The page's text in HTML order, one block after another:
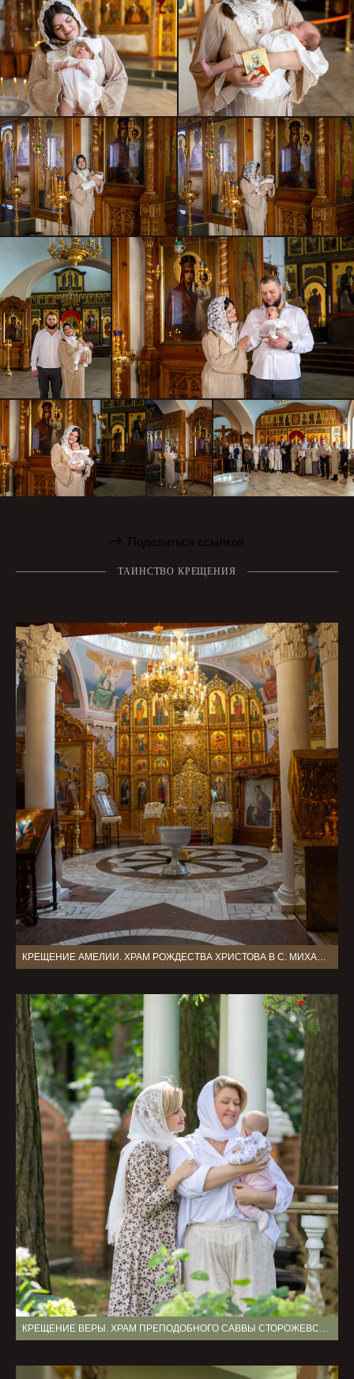
Поделиться ссылкой
ТАИНСТВО КРЕЩЕНИЯ
КРЕЩЕНИЕ АМЕЛИИ. ХРАМ РОЖДЕСТВА ХРИСТОВА В С. МИХАЛЕВО
КРЕЩЕНИЕ ВЕРЫ. ХРАМ ПРЕПОДОБНОГО САВВЫ СТОРОЖЕВСКОГО